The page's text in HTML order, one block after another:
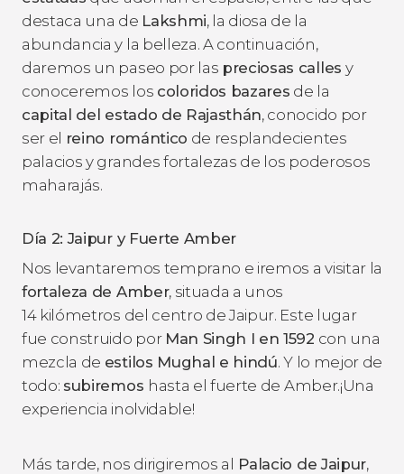
destaca una de Lakshmi, la diosa de la
abundancia y la belleza. A continuación,
daremos un paseo por las preciosas calles y
conoceremos los coloridos bazares de la
capital del estado de Rajasthán, conocido por
ser el reino romántico de resplandecientes
palacios y grandes fortalezas de los poderosos
maharajás.
Día 2: Jaipur y Fuerte Amber
Nos levantaremos temprano e iremos a visitar la
fortaleza de Amber, situada a unos
14 kilómetros del centro de Jaipur. Este lugar
fue construido por Man Singh I en 1592 con una
mezcla de estilos Mughal e hindú. Y lo mejor de
todo: subiremos hasta el fuerte de Amber.¡Una
experiencia inolvidable!
Más tarde, nos dirigiremos al Palacio de Jaipur,